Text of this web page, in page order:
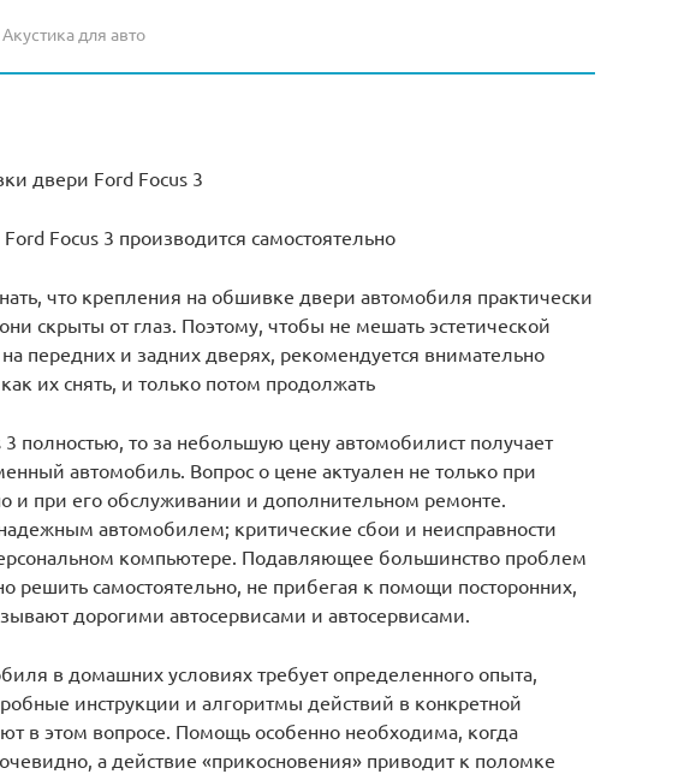
Акустика для авто
двери Ford Focus 3
Focus 3 производится самостоятельно
что крепления на обшивке двери автомобиля практически
скрыты от глаз. Поэтому, чтобы не мешать эстетической
передних и задних дверях, рекомендуется внимательно
их снять, и только потом продолжать
3 полностью, то за небольшую цену автомобилист получает
автомобиль. Вопрос о цене актуален не только при
и при его обслуживании и дополнительном ремонте.
автомобилем; критические сбои и неисправности
компьютере. Подавляющее большинство проблем
решить самостоятельно, не прибегая к помощи посторонних,
дорогими автосервисами и автосервисами.
в домашних условиях требует определенного опыта,
инструкции и алгоритмы действий в конкретной
в этом вопросе. Помощь особенно необходима, когда
а действие «прикосновения» приводит к поломке